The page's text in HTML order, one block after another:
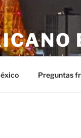
el país del sol
Preguntas